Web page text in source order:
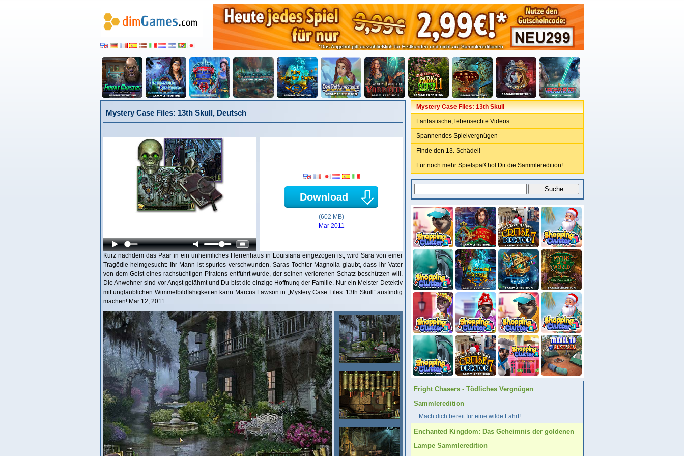
Mystery Case Files: 13th Skull, Deutsch
Download
(602 MB)
Mar 2011
Kurz nachdem das Paar in ein unheimliches Herrenhaus in Louisiana eingezogen ist, wird Sara von einer
Tragödie heimgesucht: Ihr Mann ist spurlos verschwunden. Saras Tochter Magnolia glaubt, dass ihr Vater
von dem Geist eines rachsüchtigen Piratens entführt wurde, der seinen verlorenen Schatz beschützen will.
Die Anwohner sind vor Angst gelähmt und Du bist die einzige Hoffnung der Familie. Nur ein Meister-Detektiv
mit unglaublichen Wimmelbildfähigkeiten kann Marcus Lawson in „Mystery Case Files: 13th Skull“ ausfindig
machen! Mar 12, 2011
Mystery Case Files: 13th Skull
Fantastische, lebensechte Videos
Spannendes Spielvergnügen
Finde den 13. Schädel!
Für noch mehr Spielspaß hol Dir die Sammleredition!
Fright Chasers - Tödliches Vergnügen
Sammleredition
Mach dich bereit für eine wilde Fahrt!
Enchanted Kingdom: Das Geheimnis der goldenen
Lampe Sammleredition